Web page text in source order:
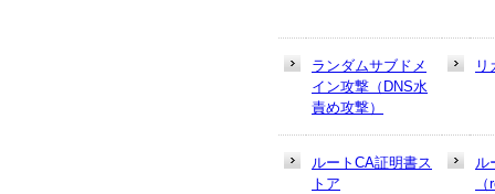
ランダムサブドメ
イン攻撃（DNS水
責め攻撃）
リ
ルートCA証明書ス
トア
ル